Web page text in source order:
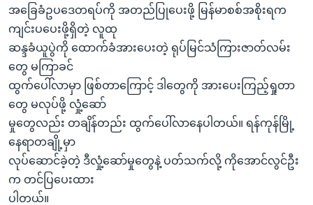
ကျော်
ကြည့်
ပင်မ
ညွန်း
စာမျက်နှာ
ကျော်
အစ္စရေး-ပါလက်စတိုင်း
အင်္ဂလိပ်စာလေ့လာမယ်
အမေရိကန်သုံးအီဒီယံ
မကြေးမုံရဲ့ အင်္ဂလိပ်စာ
ရုပ်ရှင်ထဲက အင်္ဂလိပ်စာ
သုတပဒေသာ အင်္ဂလိပ်စာ
အပတ်စဉ်ကဏ္ဍများ
ရေဒီယို
ရေဒီယိုနှင့်ရုပ်သံ အချက်အလက်များ
ရေဒီယို/တီဗွီအစီအစဉ်
Learning English
ဗွီအိုအေ လူမှုကွန်ယက်များ
အခြေခံဥပဒေတရပ်ကို အတည်ပြုပေးဖို့ မြန်မာစစ်အစိုးရက
ကျင်းပပေးဖို့ရှိတဲ့ လူထု
ဆန္ဒခံယူပွဲကို ထောက်ခံအားပေးတဲ့ ရုပ်မြင်သံကြားဇာတ်လမ်း
တွေ မကြာခင်
ထွက်ပေါ်လာမှာ ဖြစ်တာကြောင့် ဒါတွေကို အားပေးကြည့်ရှုတာ
တွေ မလုပ်ဖို့ လှုံ့ဆော်
မှုတွေလည်း တချိန်တည်း ထွက်ပေါ်လာနေပါတယ်။ ရန်ကုန်မြို့
နေရာတချို့မှာ
လုပ်ဆောင်ခဲ့တဲ့ ဒီလှုံ့ဆော်မှုတွေနဲ့ ပတ်သက်လို့ ကိုအောင်လွင်ဦး
က တင်ပြပေးထား
ပါတယ်။